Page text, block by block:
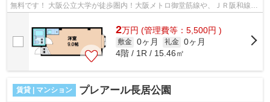
無料です！ 大阪公立大学が徒歩圏内！大阪メトロ御堂筋線や、ＪＲ阪和線な
2万円 (管理費等：5,500円 )
敷金 0ヶ月 礼金 0ヶ月
4階 / 1R / 15.46㎡
賃貸 | マンション プレアール長居公園